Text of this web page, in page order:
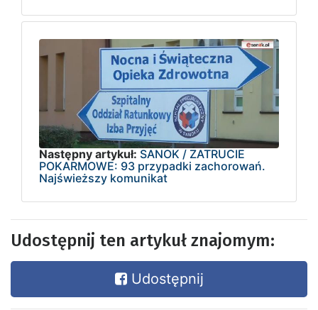
Następny artykuł: SANOK / ZATRUCIE
POKARMOWE: 93 przypadki zachorowań.
Najświeższy komunikat
Udostępnij ten artykuł znajomym:
Udostępnij